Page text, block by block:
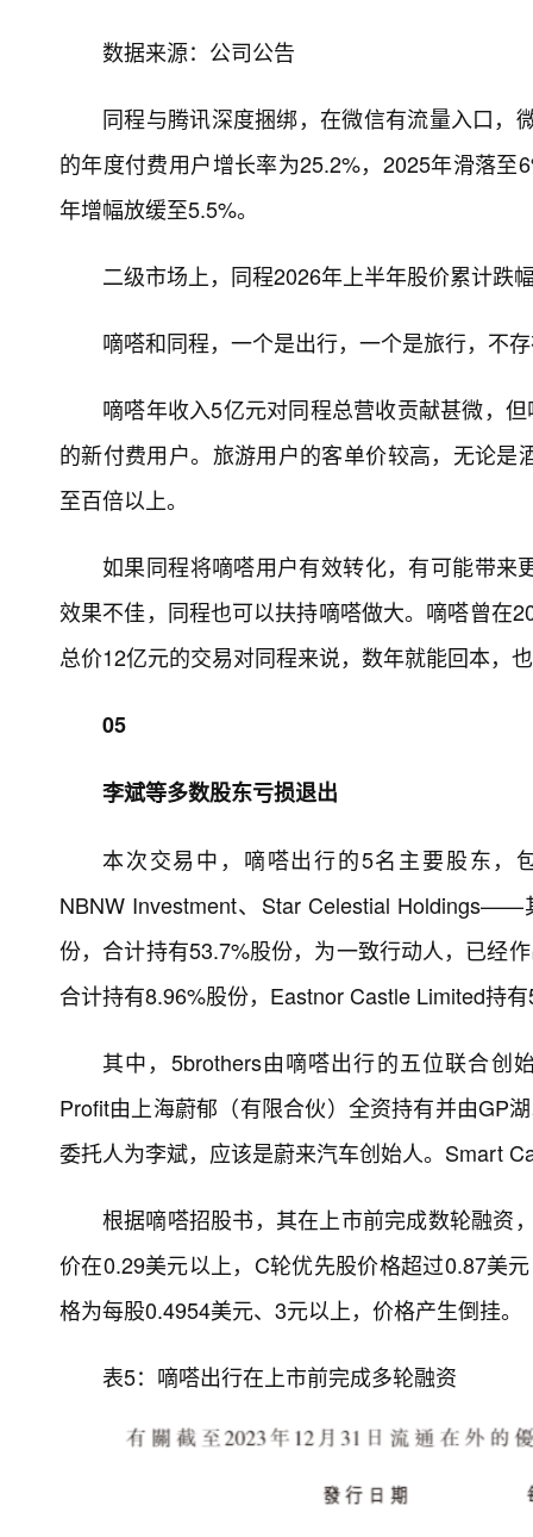
数据来源：公司公告
同程与腾讯深度捆绑，在微信有流量入口，
的年度付费用户增长率为25.2%，2025年滑落
年增幅放缓至5.5%。
二级市场上，同程2026年上半年股价累计跌
嘀嗒和同程，一个是出行，一个是旅行，不
嘀嗒年收入5亿元对同程总营收贡献甚微，
的新付费用户。旅游用户的客单价较高，无论
至百倍以上。
如果同程将嘀嗒用户有效转化，有可能带
效果不佳，同程也可以扶持嘀嗒做大。嘀嗒曾在
总价12亿元的交易对同程来说，数年就能回本，
05
李斌等多数股东亏损退出
本次交易中，嘀嗒出行的5名主要股东，
NBNW Investment、Star Celestial
份，合计持有53.7%股份，为一致行动人，已经
合计持有8.96%股份，Eastnor Castle Limited持
其中，5brothers由嘀嗒出行的五位联合创
Profit由上海蔚郁（有限合伙）全资持有并由GP
委托人为李斌，应该是蔚来汽车创始人。Smart
根据嘀嗒招股书，其在上市前完成数轮融资
价在0.29美元以上，C轮优先股价格超过0.87美
格为每股0.4954美元、3元以上，价格产生倒挂。
表5：嘀嗒出行在上市前完成多轮融资